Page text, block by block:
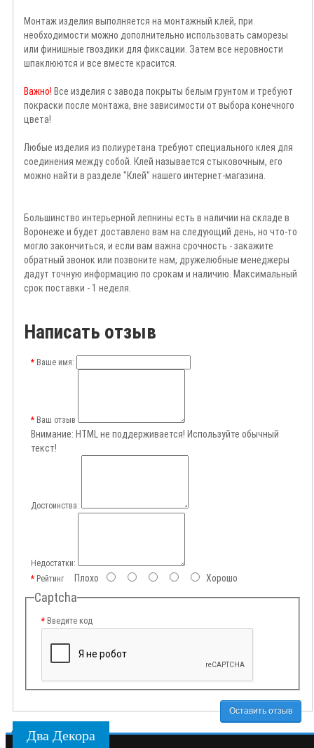
Монтаж изделия выполняется на монтажный клей, при
необходимости можно дополнительно использовать саморезы
или финишные гвоздики для фиксации. Затем все неровности
шпаклюются и все вместе красится.
Важно! Все изделия с завода покрыты белым грунтом и требуют
покраски после монтажа, вне зависимости от выбора конечного
цвета!
Любые изделия из полиуретана требуют специального клея для
соединения между собой. Клей называется стыковочным, его
можно найти в разделе "Клей" нашего интернет-магазина.
Большинство интерьерной лепнины есть в наличии на складе в
Воронеже и будет доставлено вам на следующий день, но что-то
могло закончиться, и если вам важна срочность - закажите
обратный звонок или позвоните нам, дружелюбные менеджеры
дадут точную информацию по срокам и наличию. Максимальный
срок поставки - 1 неделя.
Написать отзыв
Ваше имя:
Ваш отзыв
Внимание: HTML не поддерживается! Используйте обычный
текст!
Достоинства:
Недостатки:
РейтингПлохо Хорошо
Captcha
Введите код
Оставить отзыв
Два Декора